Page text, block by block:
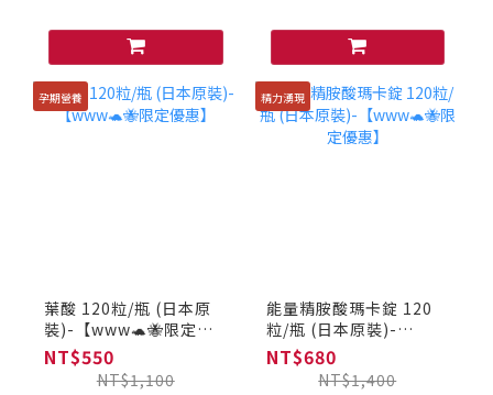
孕期營養
葉酸 120粒/瓶 (日本原
裝)-【www🐢🐝限定優
惠】
NT$550
NT$1,100
精力湧現
能量精胺酸瑪卡錠 120
粒/瓶 (日本原裝)-
【www🐢🐝限定優惠】
NT$680
NT$1,400